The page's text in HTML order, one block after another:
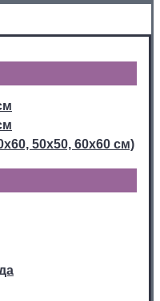
50х50, 60х60 см)